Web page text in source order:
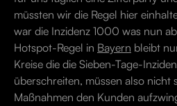
müssten wir die Regel hier
war die Inzidenz 1000 was nun
Hotspot-Regel in Bayern bleibt
Kreise die die Sieben-Tage-
überschreiten, müssen also nicht
Maßnahmen den Kunden